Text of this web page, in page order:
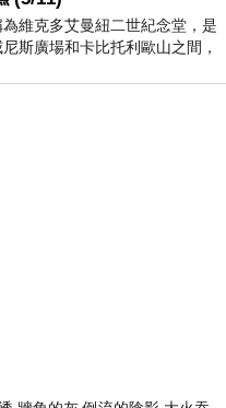
維克多艾曼紐二世紀念堂，是
斯廣場和卡比托利歐山之間，
統一後的的第一位國